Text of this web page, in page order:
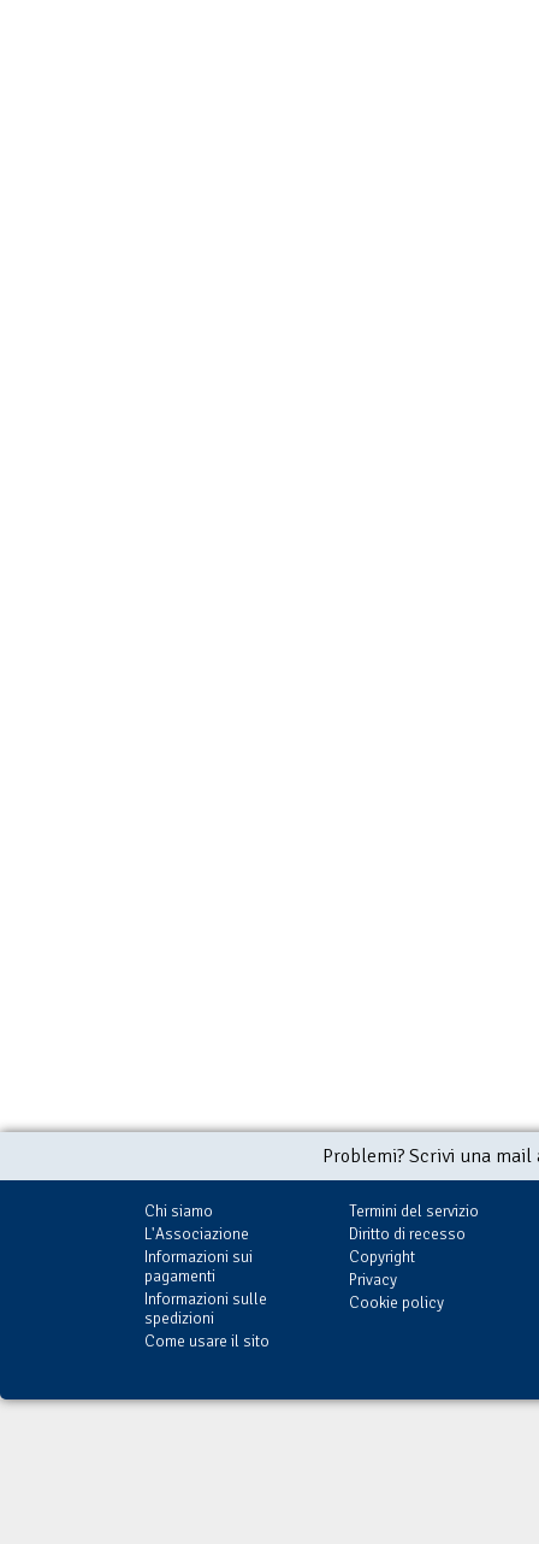
Problemi? Scrivi una
Chi siamo
L'Associazione
Informazioni sui
pagamenti
Informazioni sulle
spedizioni
Come usare il sito
Termini del servizio
Diritto di recesso
Copyright
Privacy
Cookie policy